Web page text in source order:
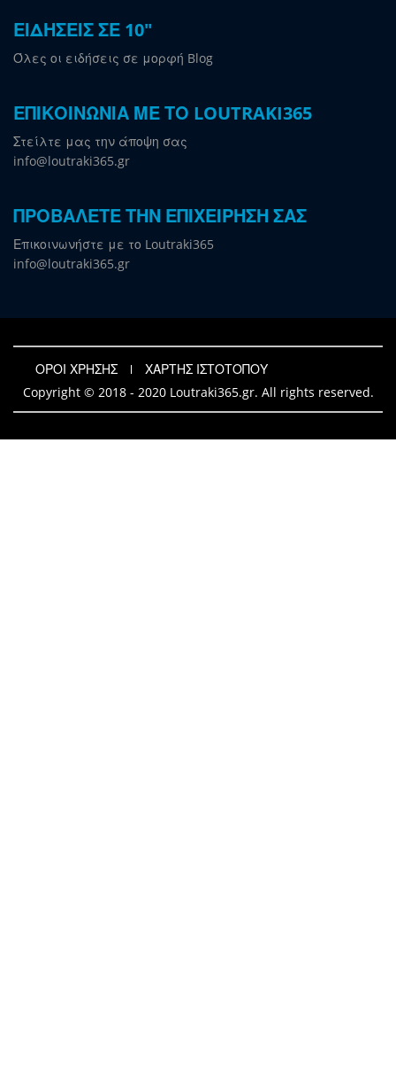
ΕΙΔΗΣΕΙΣ ΣΕ 10"
Όλες οι ειδήσεις σε μορφή Blog
ΕΠΙΚΟΙΝΩΝΙΑ ΜΕ ΤΟ LOUTRAKI365
Στείλτε μας την άποψη σας
info@loutraki365.gr
ΠΡΟΒΑΛΕΤΕ ΤΗΝ ΕΠΙΧΕΙΡΗΣΗ ΣΑΣ
Επικοινωνήστε με το Loutraki365
info@loutraki365.gr
ΟΡΟΙ ΧΡΗΣΗΣ
ΧΑΡΤΗΣ ΙΣΤΟΤΟΠΟΥ
Copyright © 2018 - 2020 Loutraki365.gr. All rights reserved.